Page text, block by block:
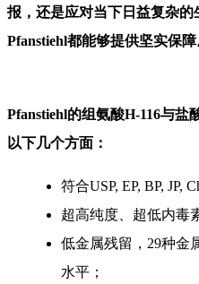
报，还是应对当下日益复杂的
Pfanstiehl都能够提供坚实保障
Pfanstiehl的组氨酸H-116与盐
以下几个方面：
符合USP, EP, BP, JP,
超高纯度、超低内毒
低金属残留， 29种金
水平；